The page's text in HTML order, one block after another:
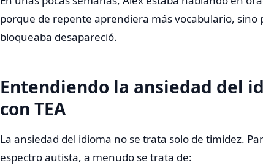
porque de repente aprendiera más vocabulario, sino
bloqueaba desapareció.
Entendiendo la ansiedad del
con TEA
La ansiedad del idioma no se trata solo de timidez.
espectro autista, a menudo se trata de: